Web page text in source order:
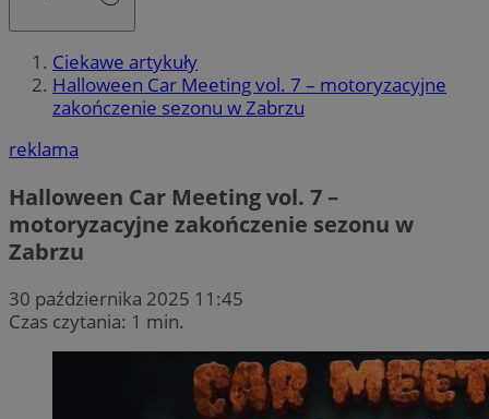
Ciekawe artykuły
Halloween Car Meeting vol. 7 – motoryzacyjne
zakończenie sezonu w Zabrzu
reklama
Halloween Car Meeting vol. 7 –
motoryzacyjne zakończenie sezonu w
Zabrzu
30 października 2025 11:45
Czas czytania: 1 min.